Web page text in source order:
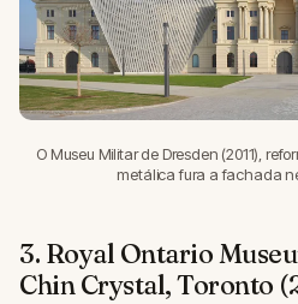
O Museu Militar de Dresden (2011),
metálica fura a fachada
3. Royal Ontario
Chin Crystal, Toronto